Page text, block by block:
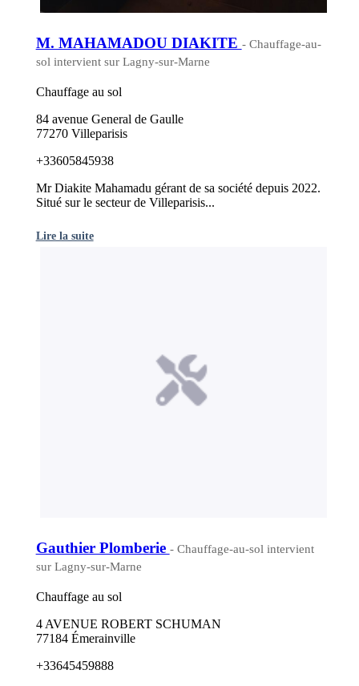
M. MAHAMADOU DIAKITE - Chauffage-au-
sol intervient sur Lagny-sur-Marne
Chauffage au sol
84 avenue General de Gaulle
77270 Villeparisis
+33605845938
Mr Diakite Mahamadu gérant de sa société depuis 2022.
Situé sur le secteur de Villeparisis...
Lire la suite
Gauthier Plomberie - Chauffage-au-sol intervient
sur Lagny-sur-Marne
Chauffage au sol
4 AVENUE ROBERT SCHUMAN
77184 Émerainville
+33645459888